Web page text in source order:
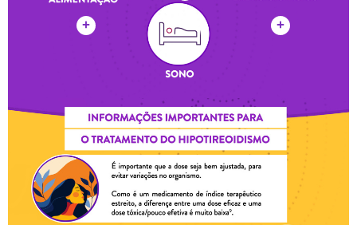
ser usado com cautela em pacientes diabéticos ou com
intolerâncias alimentares relacionadas a estes açúcares.
Armazenamento e Conservação
Mantenha o medicamento em sua embalagem original,
30°C), protegido da luz e da umidade para preservar a
eficácia terapêutica dos comprimidos.
Sempre verifique o prazo de validade antes do uso. O
descarte correto de medicamentos vencidos ou não
utilizados deve ser realizado em postos de coleta
credenciados.